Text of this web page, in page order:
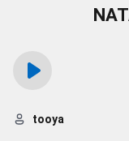
tooya